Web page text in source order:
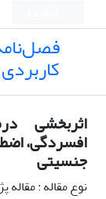
اثربخشی
افسردگی،
جنسیتی
نوع مقاله :